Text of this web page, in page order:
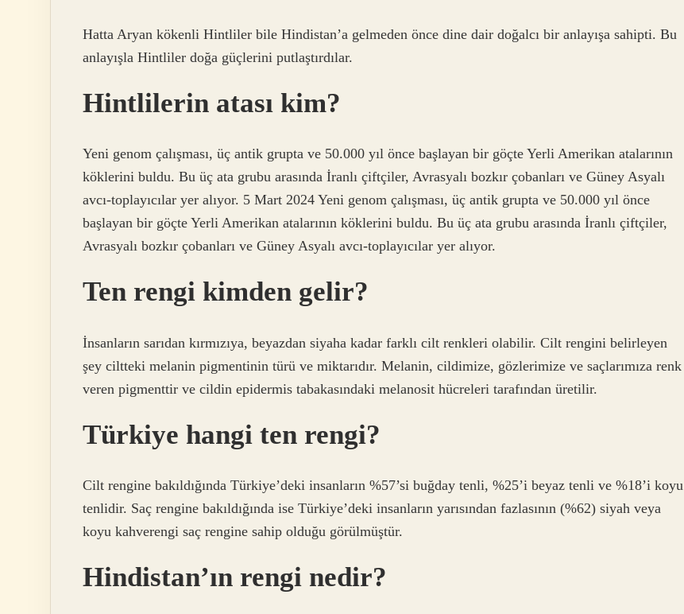
Hatta Aryan kökenli Hintliler bile Hindistan’a gelmeden önce dine dair doğalcı bir anlayışa sahipti. Bu
anlayışla Hintliler doğa güçlerini putlaştırdılar.
Hintlilerin atası kim?
Yeni genom çalışması, üç antik grupta ve 50.000 yıl önce başlayan bir göçte Yerli Amerikan atalarının
köklerini buldu. Bu üç ata grubu arasında İranlı çiftçiler, Avrasyalı bozkır çobanları ve Güney Asyalı
avcı-toplayıcılar yer alıyor. 5 Mart 2024 Yeni genom çalışması, üç antik grupta ve 50.000 yıl önce
başlayan bir göçte Yerli Amerikan atalarının köklerini buldu. Bu üç ata grubu arasında İranlı çiftçiler,
Avrasyalı bozkır çobanları ve Güney Asyalı avcı-toplayıcılar yer alıyor.
Ten rengi kimden gelir?
İnsanların sarıdan kırmızıya, beyazdan siyaha kadar farklı cilt renkleri olabilir. Cilt rengini belirleyen
şey ciltteki melanin pigmentinin türü ve miktarıdır. Melanin, cildimize, gözlerimize ve saçlarımıza renk
veren pigmenttir ve cildin epidermis tabakasındaki melanosit hücreleri tarafından üretilir.
Türkiye hangi ten rengi?
Cilt rengine bakıldığında Türkiye’deki insanların %57’si buğday tenli, %25’i beyaz tenli ve %18’i koyu
tenlidir. Saç rengine bakıldığında ise Türkiye’deki insanların yarısından fazlasının (%62) siyah veya
koyu kahverengi saç rengine sahip olduğu görülmüştür.
Hindistan’ın rengi nedir?